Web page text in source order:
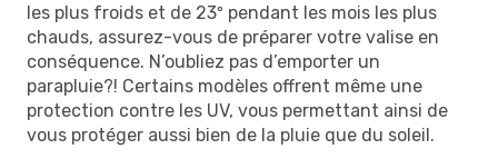
les plus froids et de 23º pendant les mois les plus
chauds, assurez-vous de préparer votre valise en
conséquence. N’oubliez pas d’emporter un
parapluie?! Certains modèles offrent même une
protection contre les UV, vous permettant ainsi de
vous protéger aussi bien de la pluie que du soleil.